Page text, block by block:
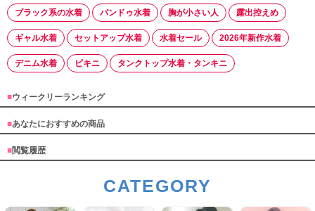
ブラック系の水着 バンドゥ水着 胸が小さい人 露出控えめ
ギャル水着 セットアップ水着 水着セール 2026年新作水着
デニム水着 ビキニ タンクトップ水着・タンキニ
■ウィークリーランキング
■あなたにおすすめの商品
■閲覧履歴
CATEGORY